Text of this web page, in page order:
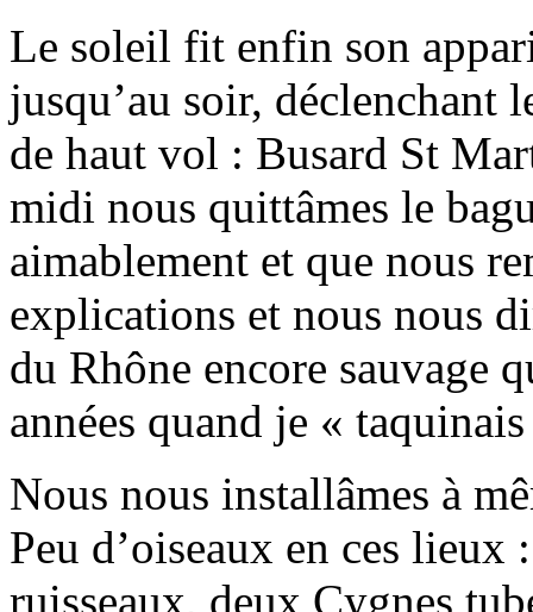
Le soleil fit enfin son
jusqu’au soir, déclenchant
de haut vol : Busard St
midi nous quittâmes le
aimablement et que nous
explications et nous nous
du Rhône encore sauvage
années quand je «
Nous nous installâmes à
Peu d’oiseaux en ces
ruisseaux, deux Cygnes